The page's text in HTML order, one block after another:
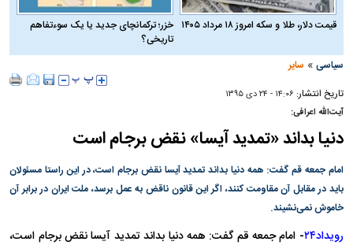
قیمت دلار، طلا و سکه امروز ۱۸ مرداد ۱۴۰۵
خزر؛ ترکمانچای جدید یا یک سوءتفاهم
تاریخی؟
سیاسی » سایر
تاریخ انتشار: ۱۴:۰۶ - ۲۴ دی ۱۳۹۵
آیت‌الله اعرافی:
دنیا بداند «تمدید آیسا» نقض برجام است
امام جمعه قم گفت: همه دنیا بداند تمدید آیسا نقض برجام است، در این راستا مسئولان
باید در مقابل آن مقاومت کنند، اگر این قانون ناقض به عمل برسد، ملت ایران در برابر آن
خاموش نمی‌نشیند.
رویداد۲۴
- امام جمعه قم گفت: همه دنیا بداند تمدید آیسا نقض برجام است،